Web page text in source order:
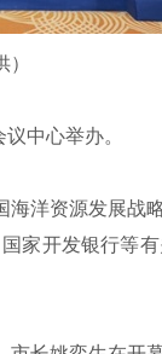
中心举办。
资源发展战
家开发银行等